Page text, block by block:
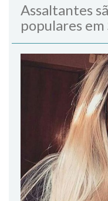
Assaltantes
populares em